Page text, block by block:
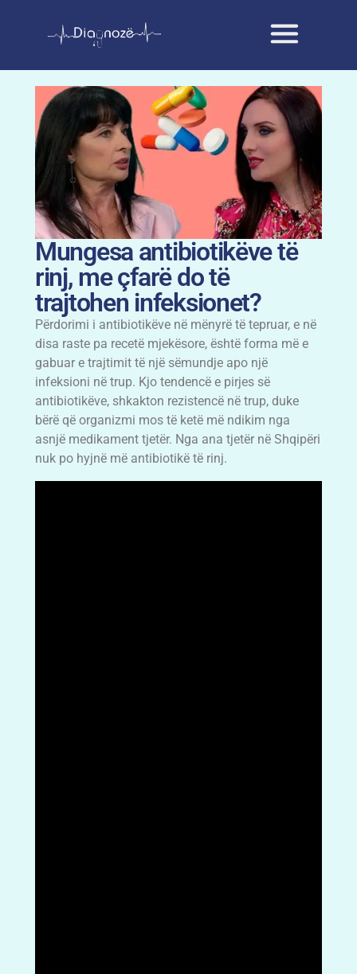
Mungesa antibiotikëve të
rinj, me çfarë do të
trajtohen infeksionet?
Përdorimi i antibiotikëve në mënyrë të tepruar, e në
disa raste pa recetë mjekësore, është forma më e
gabuar e trajtimit të një sëmundje apo një
infeksioni në trup. Kjo tendencë e pirjes së
antibiotikëve, shkakton rezistencë në trup, duke
bërë që organizmi mos të ketë më ndikim nga
asnjë medikament tjetër. Nga ana tjetër në Shqipëri
nuk po hyjnë më antibiotikë të rinj.